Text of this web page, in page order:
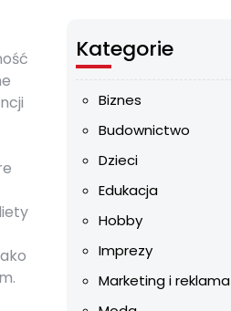
Kategorie
Biznes
Budownictwo
Dzieci
Edukacja
Hobby
Imprezy
Marketing i reklama